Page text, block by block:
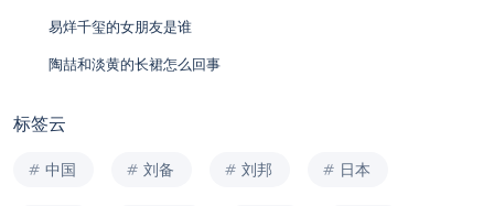
易烊千玺的女朋友是谁
陶喆和淡黄的长裙怎么回事
标签云
中国 刘备 刘邦 日本